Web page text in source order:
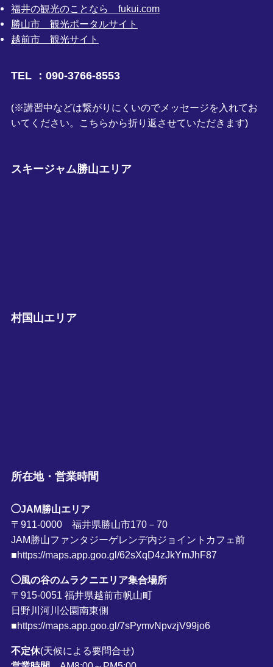
福井の観光のことなら fukui.com
勝山市 観光ポータルサイト
越前市 観光サイト
TEL ：090-3766-8553
(※講習中などは繋がりにくいのでメッセージを入れてお
いてください。こちらから折り返させていただきます)
スキージャム勝山エリア
村国山エリア
所在地・営業時間
◯JAM勝山エリア
〒911-0000 福井県勝山市170－70
JAM勝山ファンタジーゲレンデ内ジョイントカフェ前
■https://maps.app.goo.gl/62sXqD4zJkYmJhF87
◯風の谷のムラクニエリア集合場所
〒915-0051 福井県越前市帆山町
日野川河川公園南東側
■https://maps.app.goo.gl/7sPymvNpvzjV99jo6
不定休(天候による要問合せ)